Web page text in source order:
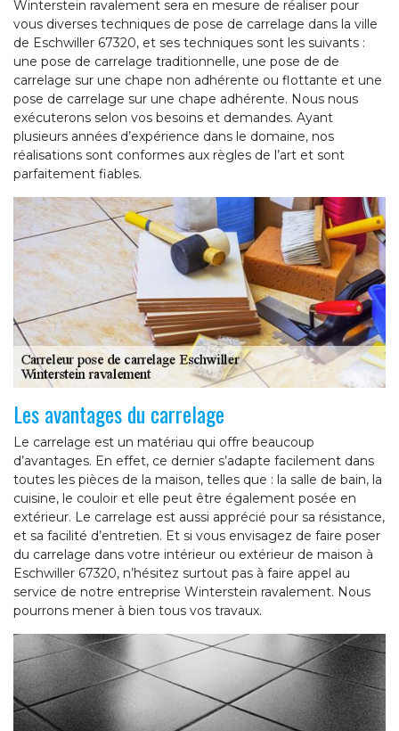
Winterstein ravalement sera en mesure de réaliser pour
vous diverses techniques de pose de carrelage dans la ville
de Eschwiller 67320, et ses techniques sont les suivants :
une pose de carrelage traditionnelle, une pose de de
carrelage sur une chape non adhérente ou flottante et une
pose de carrelage sur une chape adhérente. Nous nous
exécuterons selon vos besoins et demandes. Ayant
plusieurs années d’expérience dans le domaine, nos
réalisations sont conformes aux règles de l’art et sont
parfaitement fiables.
Les avantages du carrelage
Le carrelage est un matériau qui offre beaucoup
d’avantages. En effet, ce dernier s’adapte facilement dans
toutes les pièces de la maison, telles que : la salle de bain, la
cuisine, le couloir et elle peut être également posée en
extérieur. Le carrelage est aussi apprécié pour sa résistance,
et sa facilité d’entretien. Et si vous envisagez de faire poser
du carrelage dans votre intérieur ou extérieur de maison à
Eschwiller 67320, n’hésitez surtout pas à faire appel au
service de notre entreprise Winterstein ravalement. Nous
pourrons mener à bien tous vos travaux.